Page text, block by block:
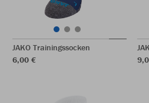
JAKO Trainingssocken
6,00 €